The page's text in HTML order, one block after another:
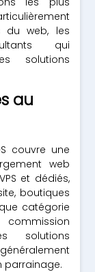
du web, les
qui
solutions
au
couvre une
web
et dédiés,
boutiques
catégorie
solutions
parrainage.